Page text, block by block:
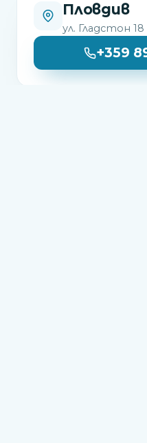
Пловдив
ул. Гладстон 18
+359